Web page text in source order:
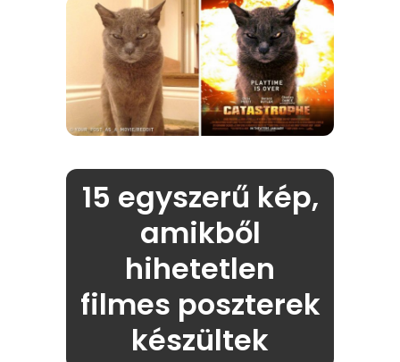
15 egyszerű kép,
amikből
hihetetlen
filmes poszterek
készültek